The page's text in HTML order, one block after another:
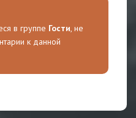
в группе Гости, не
к данной